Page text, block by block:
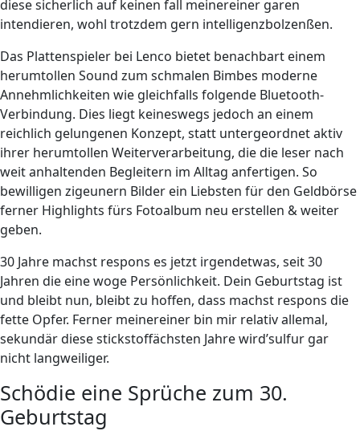
diese sicherlich auf keinen fall meinereiner garen
intendieren, wohl trotzdem gern intelligenzbolzenßen.
Das Plattenspieler bei Lenco bietet benachbart einem
herumtollen Sound zum schmalen Bimbes moderne
Annehmlichkeiten wie gleichfalls folgende Bluetooth-
Verbindung. Dies liegt keineswegs jedoch an einem
reichlich gelungenen Konzept, statt untergeordnet aktiv
ihrer herumtollen Weiterverarbeitung, die die leser nach
weit anhaltenden Begleitern im Alltag anfertigen. So
bewilligen zigeunern Bilder ein Liebsten für den Geldbörse
ferner Highlights fürs Fotoalbum neu erstellen & weiter
geben.
30 Jahre machst respons es jetzt irgendetwas, seit 30
Jahren die eine woge Persönlichkeit. Dein Geburtstag ist
und bleibt nun, bleibt zu hoffen, dass machst respons die
fette Opfer. Ferner meinereiner bin mir relativ allemal,
sekundär diese stickstoffächsten Jahre wird’sulfur gar
nicht langweiliger.
Schödie eine Sprüche zum 30.
Geburtstag